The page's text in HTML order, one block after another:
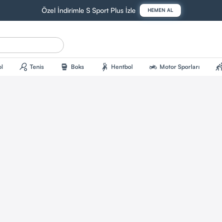
Özel İndirimle S Sport Plus İzle HEMEN AL
sports_tennis Tenis sports_mma Boks sports_handball Hentbol two_wheeler Motor Sporları